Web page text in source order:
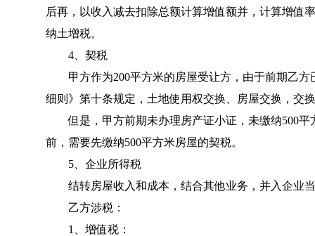
后再，以收入减去扣除总额计算增值额并，计算增值
纳土增税。
4、契税
甲方作为200平方米的房屋受让方，由于前期乙方
细则 》第十条规定，土地使用权交换、房屋交换，交
但是，甲方前期未办理房产证小证，未缴纳500平
前，需要先缴纳500平方米房屋的契税。
5、企业所得税
结转房屋收入和成本，结合其他业务，并入企业
乙方涉税：
1、增值税：